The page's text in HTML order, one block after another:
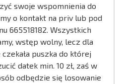
swoje wspomnienia do
o kontakt na priv lub pod
665518182. Wszystkich
wstęp wolny, lecz dla
puszka do której
datek min. 10 zł, zaś w
odbędzie się losowanie